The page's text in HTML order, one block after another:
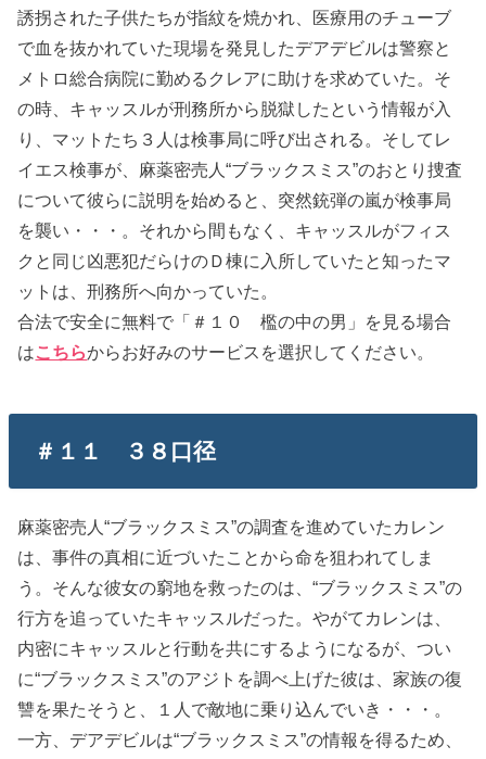
誘拐された子供たちが指紋を焼かれ、医療用のチューブ
で血を抜かれていた現場を発見したデアデビルは警察と
メトロ総合病院に勤めるクレアに助けを求めていた。そ
の時、キャッスルが刑務所から脱獄したという情報が入
り、マットたち３人は検事局に呼び出される。そしてレ
イエス検事が、麻薬密売人“ブラックスミス”のおとり捜査
について彼らに説明を始めると、突然銃弾の嵐が検事局
を襲い・・・。それから間もなく、キャッスルがフィス
クと同じ凶悪犯だらけのＤ棟に入所していたと知ったマ
ットは、刑務所へ向かっていた。
合法で安全に無料で「＃１０ 檻の中の男」を見る場合
はこちらからお好みのサービスを選択してください。
＃１１ ３８口径
麻薬密売人“ブラックスミス”の調査を進めていたカレン
は、事件の真相に近づいたことから命を狙われてしま
う。そんな彼女の窮地を救ったのは、“ブラックスミス”の
行方を追っていたキャッスルだった。やがてカレンは、
内密にキャッスルと行動を共にするようになるが、つい
に“ブラックスミス”のアジトを調べ上げた彼は、家族の復
讐を果たそうと、１人で敵地に乗り込んでいき・・・。
一方、デアデビルは“ブラックスミス”の情報を得るため、